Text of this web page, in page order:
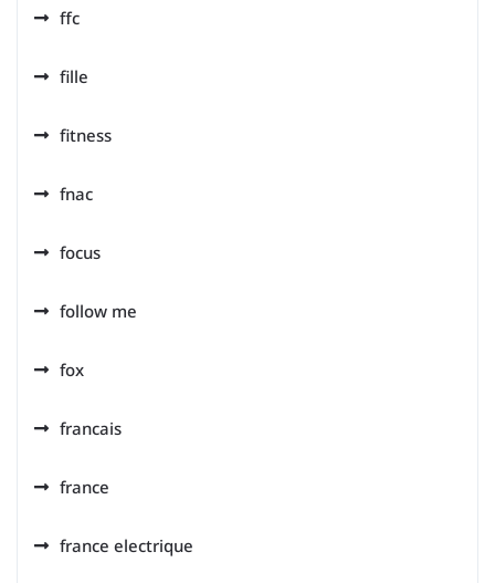
ffc
fille
fitness
fnac
focus
follow me
fox
francais
france
france electrique